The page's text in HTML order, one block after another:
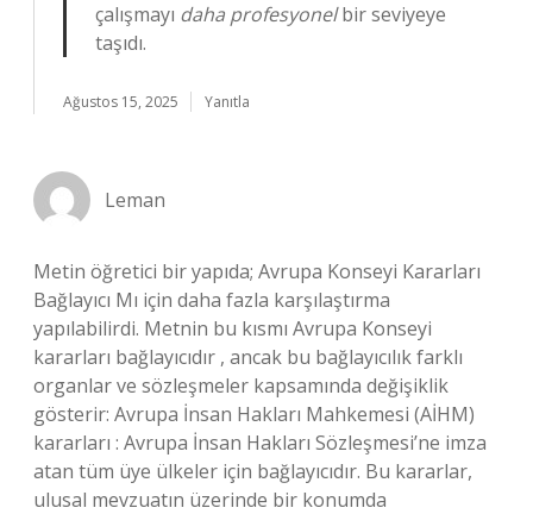
çalışmayı daha profesyonelbir seviyeye
taşıdı.
Ağustos 15, 2025 Yanıtla
Leman
Metin öğretici bir yapıda; Avrupa Konseyi Kararları
Bağlayıcı Mı için daha fazla karşılaştırma
yapılabilirdi. Metnin bu kısmı Avrupa Konseyi
kararları bağlayıcıdır , ancak bu bağlayıcılık farklı
organlar ve sözleşmeler kapsamında değişiklik
gösterir: Avrupa İnsan Hakları Mahkemesi (AİHM)
kararları : Avrupa İnsan Hakları Sözleşmesi’ne imza
atan tüm üye ülkeler için bağlayıcıdır. Bu kararlar,
ulusal mevzuatın üzerinde bir konumda